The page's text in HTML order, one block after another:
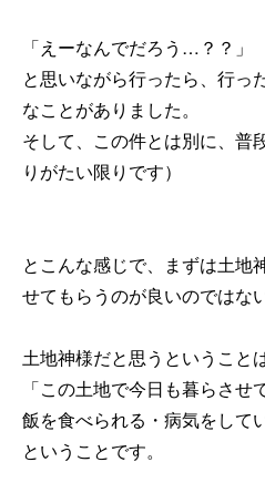
「えーなんでだろう…？？」
と思いながら行ったら、行っ
なことがありました。
そして、この件とは別に、普
りがたい限りです）
とこんな感じで、まずは土地
せてもらうのが良いのではな
土地神様だと思うということは
「この土地で今日も暮らさ
飯を食べられる・病気をして
ということです。